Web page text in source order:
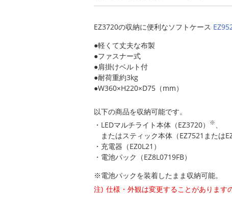
EZ3720の収納に便利なソフトケース
●軽くて丈夫な布製
●ファスナー式
●肩掛けベルト付
●耐荷重約3kg
●W360×H220×D75（mm）
以下の商品を収納可能です。
・LEDマルチライト本体（EZ3720）
※
またはスティック本体（EZ7521または
・充電器（EZ0L21）
・電池パック（EZ8L0719FB）
※電池パックを装着したまま収納可能。
仕様・外観は変更することがあります